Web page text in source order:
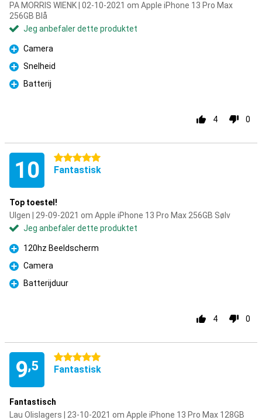
PA MORRIS WIENK | 02-10-2021 om Apple iPhone 13 Pro Max
256GB Blå
Jeg anbefaler dette produktet
Fordel
Camera
Fordel
Snelheid
Fordel
Batterij
4 0
10 5 stjerner
Fantastisk
Top toestel!
Ulgen | 29-09-2021 om Apple iPhone 13 Pro Max 256GB Sølv
Jeg anbefaler dette produktet
Fordel
120hz Beeldscherm
Fordel
Camera
Fordel
Batterijduur
4 0
9,5
5 stjerner
Fantastisk
Fantastisch
Lau Olislagers | 23-10-2021 om Apple iPhone 13 Pro Max 128GB